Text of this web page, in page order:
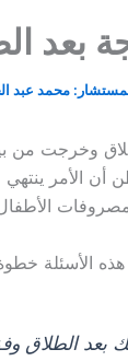
بعد
محمد عبد
وخرجت من بيت
أن الأمر ينتهي
الأسئلة
بعد الطلاق